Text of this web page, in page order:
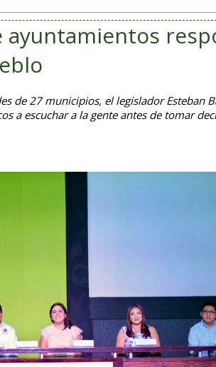
ayuntamientos
de 27 municipios, el legislador Esteban
a escuchar a la gente antes de tomar